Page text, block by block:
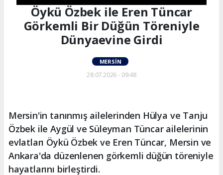
Öykü Özbek ile Eren Tüncar
Görkemli Bir Düğün Töreniyle
Dünyaevine Girdi
MERSIN
28.07.2026 - 09:48
Mersin'in tanınmış ailelerinden Hülya ve Tanju
Özbek ile Aygül ve Süleyman Tüncar ailelerinin
evlatları Öykü Özbek ve Eren Tüncar, Mersin ve
Ankara'da düzenlenen görkemli düğün töreniyle
hayatlarını birleştirdi.